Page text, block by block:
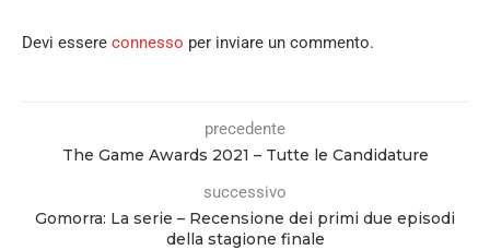
Devi essere connesso per inviare un commento.
precedente
The Game Awards 2021 – Tutte le Candidature
successivo
Gomorra: La serie – Recensione dei primi due episodi
della stagione finale